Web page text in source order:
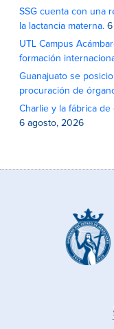
SSG cuenta con una
la lactancia materna.
UTL Campus
formación
Guanajuato se
procuración de
Charlie y la fábrica
6 agosto, 2026